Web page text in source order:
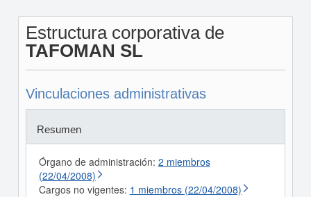
Estructura corporativa de
TAFOMAN SL
Vinculaciones administrativas
Resumen
Órgano de administración: 2 miembros
(22/04/2008)
Cargos no vigentes: 1 miembros (22/04/2008)